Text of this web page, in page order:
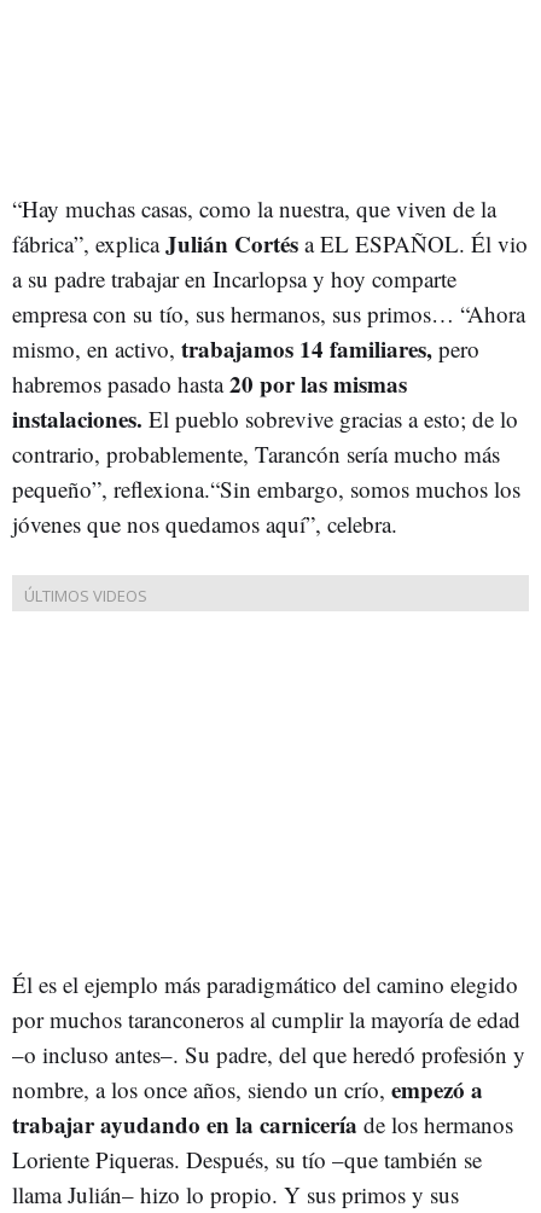
“Hay muchas casas, como la nuestra, que viven de la
fábrica”, explicaJulián Cortés a EL ESPAÑOL. Él vio
a su padre trabajar en Incarlopsa y hoy comparte
empresa con su tío, sus hermanos, sus primos… “Ahora
mismo, en activo, trabajamos 14 familiares, pero
habremos pasado hasta20 por las mismas
instalaciones. El pueblo sobrevive gracias a esto; de lo
contrario, probablemente, Tarancón sería mucho más
pequeño”, reflexiona.“Sin embargo, somos muchos los
jóvenes que nos quedamos aquí”, celebra.
Él es el ejemplo más paradigmático del camino elegido
por muchos taranconeros al cumplir la mayoría de edad
–o incluso antes–. Su padre, del que heredó profesión y
nombre, a los once años, siendo un crío, empezó a
trabajar ayudando en la carnicería de los hermanos
Loriente Piqueras. Después, su tío –que también se
llama Julián– hizo lo propio. Y sus primos y sus